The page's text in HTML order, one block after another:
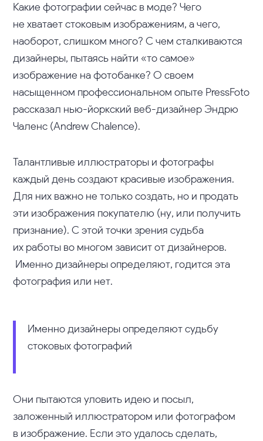
Какие фотографии сейчас в моде? Чего
не хватает стоковым изображениям, а чего,
наоборот, слишком много? С чем сталкиваются
дизайнеры, пытаясь найти «то самое»
изображение на фотобанке? О своем
насыщенном профессиональном опыте PressFoto
рассказал нью-йоркский веб-дизайнер Эндрю
Чаленс (Andrew Chalence).
Талантливые иллюстраторы и фотографы
каждый день создают красивые изображения.
Для них важно не только создать, но и продать
эти изображения покупателю (ну, или получить
признание). С этой точки зрения судьба
их работы во многом зависит от дизайнеров.
Именно дизайнеры определяют, годится эта
фотография или нет.
Именно дизайнеры определяют судьбу
стоковых фотографий
Они пытаются уловить идею и посыл,
заложенный иллюстратором или фотографом
в изображение. Если это удалось сделать,